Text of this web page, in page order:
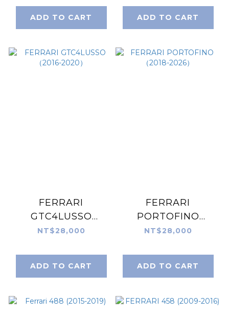
ADD TO CART ADD TO CART
FERRARI
GTC4LUSSO
（2016-2020）
NT$28,000
ADD TO CART
FERRARI
PORTOFINO
（2018-2026）
NT$28,000
ADD TO CART